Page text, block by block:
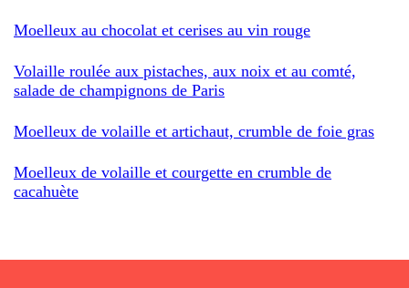
Moelleux au chocolat et cerises au vin rouge
Volaille roulée aux pistaches, aux noix et au comté,
salade de champignons de Paris
Moelleux de volaille et artichaut, crumble de foie gras
Moelleux de volaille et courgette en crumble de
cacahuète